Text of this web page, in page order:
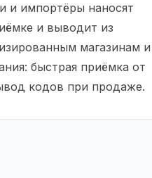
и импортёры наносят
и выводит из
магазинам и
быстрая приёмка от
кодов при продаже.